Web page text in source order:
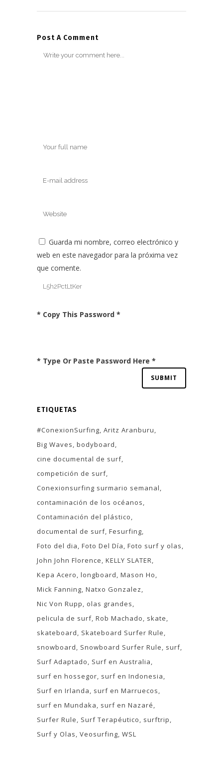
Post A Comment
Guarda mi nombre, correo electrónico y
web en este navegador para la próxima vez
que comente.
* Copy This Password *
* Type Or Paste Password Here *
ETIQUETAS
#ConexionSurfing Aritz Aranburu
Big Waves bodyboard
cine documental de surf
competición de surf
Conexionsurfing surmario semanal
contaminación de los océanos
Contaminación del plástico
documental de surf Fesurfing
Foto del dia Foto Del Día Foto surf y olas
John John Florence KELLY SLATER
Kepa Acero longboard Mason Ho
Mick Fanning Natxo Gonzalez
Nic Von Rupp
olas grandes
pelicula de surf Rob Machado
skate
skateboard
Skateboard Surfer Rule
snowboard
Snowboard Surfer Rule
surf
Surf Adaptado
Surf en Australia
surf en hossegor surf en Indonesia
Surf en Irlanda
surf en Marruecos
surf en Mundaka
surf en Nazaré
Surfer Rule
Surf Terapéutico
surftrip
Surf y Olas Veosurfing WSL